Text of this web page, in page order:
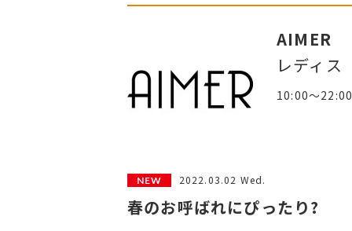
AIMER
レディス
10:00～22:00
2022.03.02 Wed.
春のお呼ばれにぴったり?